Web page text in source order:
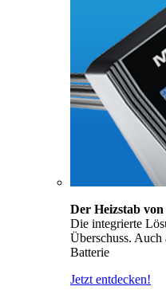
Der Heizstab
Die integrierte
Überschuss.
Batterie
Jetzt entdecken!